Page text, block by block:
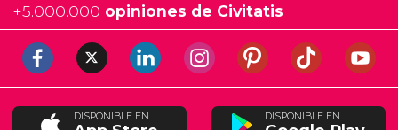
+5.000.000 opiniones de Civitatis
DISPONIBLE EN DISPONIBLE EN